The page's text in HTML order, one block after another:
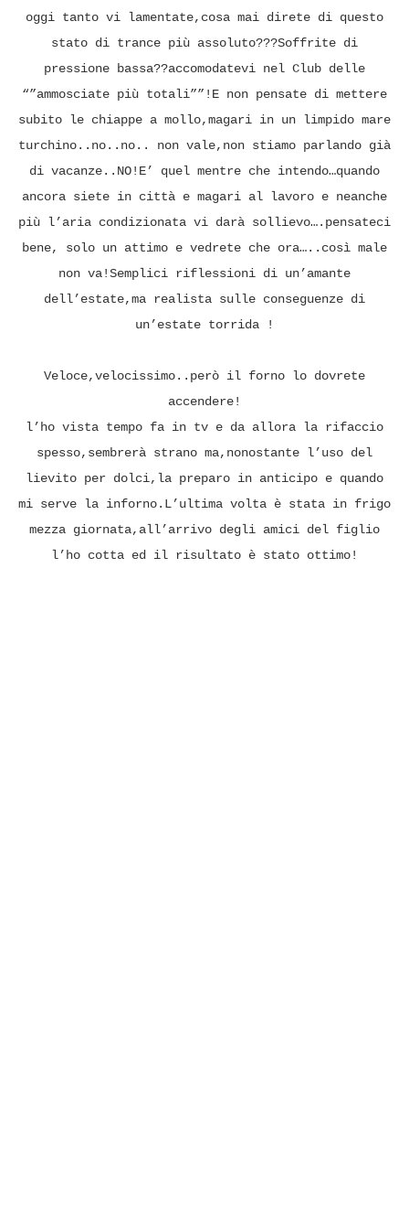
oggi tanto vi lamentate,cosa mai direte di questo
stato di trance più assoluto???Soffrite di
pressione bassa??accomodatevi nel Club delle
“”ammosciate più totali””!E non pensate di mettere
subito le chiappe a mollo,magari in un limpido mare
turchino..no..no.. non vale,non stiamo parlando già
di vacanze..NO!E’ quel mentre che intendo…quando
ancora siete in città e magari al lavoro e neanche
più l’aria condizionata vi darà sollievo….pensateci
bene, solo un attimo e vedrete che ora…..così male
non va!Semplici riflessioni di un’amante
dell’estate,ma realista sulle conseguenze di
un’estate torrida !
Veloce,velocissimo..però il forno lo dovrete
accendere!
l’ho vista tempo fa in tv e da allora la rifaccio
spesso,sembrerà strano ma,nonostante l’uso del
lievito per dolci,la preparo in anticipo e quando
mi serve la inforno.L’ultima volta è stata in frigo
mezza giornata,all’arrivo degli amici del figlio
l’ho cotta ed il risultato è stato ottimo!